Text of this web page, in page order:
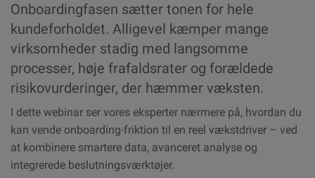
Onboardingfasen sætter tonen for hele
kundeforholdet. Alligevel kæmper mange
virksomheder stadig med langsomme
processer, høje frafaldsrater og forældede
risikovurderinger, der hæmmer væksten.
I dette webinar ser vores eksperter nærmere på, hvordan du
kan vende onboarding-friktion til en reel vækstdriver – ved
at kombinere smartere data, avanceret analyse og
integrerede beslutningsværktøjer.